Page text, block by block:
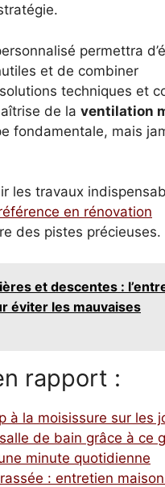
permettra
et de combiner
techniques et
de la ventilation
fondamentale, mais
les travaux
en rénovation
des pistes précieuses.
et descentes :
éviter les mauvaises
rapport :
à la moisissure sur les
de bain grâce à ce
minute quotidienne
: entretien